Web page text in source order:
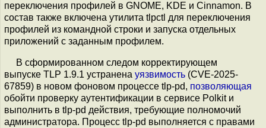
переключения профилей в GNOME, KDE и Cinnamon. В
состав также включена утилита tlpctl для переключения
профилей из командной строки и запуска отдельных
приложений с заданным профилем.
В сформированном следом корректирующем
выпуске TLP 1.9.1 устранена уязвимость (CVE-2025-
67859) в новом фоновом процессе tlp-pd, позволяющая
обойти проверку аутентификации в сервисе Polkit и
выполнить в tlp-pd действия, требующие полномочий
администратора. Процесс tlp-pd выполняется с правами